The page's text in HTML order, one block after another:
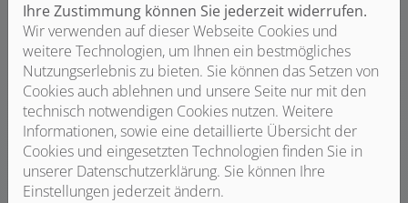
Ihre Zustimmung können Sie jederzeit widerrufen.
Wir verwenden auf dieser Webseite Cookies und
weitere Technologien, um Ihnen ein bestmögliches
Nutzungserlebnis zu bieten. Sie können das Setzen von
Cookies auch ablehnen und unsere Seite nur mit den
technisch notwendigen Cookies nutzen. Weitere
Informationen, sowie eine detaillierte Übersicht der
Cookies und eingesetzten Technologien finden Sie in
unserer Datenschutzerklärung. Sie können Ihre
Einstellungen jederzeit ändern.